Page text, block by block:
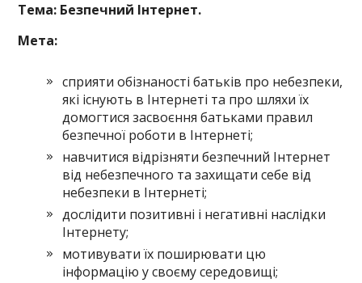
Тема: Безпечний Інтернет.
Мета:
сприяти обізнаності батьків про небезпеки,
які існують в Інтернеті та про шляхи їх
домогтися засвоєння батьками правил
безпечної роботи в Інтернеті;
навчитися відрізняти безпечний Інтернет
від небезпечного та захищати себе від
небезпеки в Інтернеті;
дослідити позитивні і негативні наслідки
Інтернету;
мотивувати їх поширювати цю
інформацію у своєму середовищі;